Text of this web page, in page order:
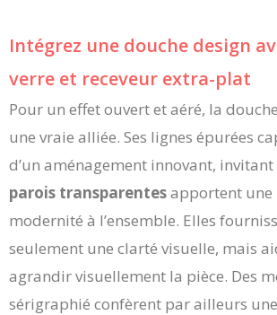
Intégrez une douche design
verre et receveur extra-plat
Pour un effet ouvert et aéré, la
une vraie alliée. Ses lignes épurées
d’un aménagement innovant,
parois transparentesapportent une
modernité à l’ensemble. Elles
seulement une clarté visuelle, mais
agrandir visuellement la pièce. Des
sérigraphié confèrent par ailleurs